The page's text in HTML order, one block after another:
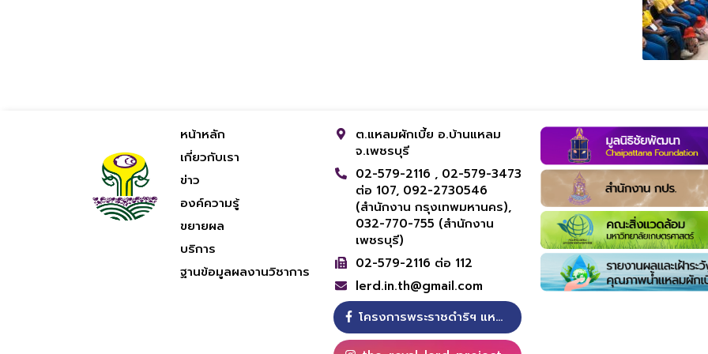
หน้าหลัก
เกี่ยวกับเรา
ข่าว
องค์ความรู้
ขยายผล
บริการ
ฐานข้อมูลผลงานวิชาการ
ต.แหลมผักเบี้ย อ.บ้านแหลม
จ.เพชรบุรี
02-579-2116 , 02-579-3473
ต่อ 107, 092-2730546
(สำนักงาน กรุงเทพมหานคร),
032-770-755 (สำนักงาน
เพชรบุรี)
02-579-2116 ต่อ 112
lerd.in.th@gmail.com
โครงการพระราชดำริฯ แหลมผักเบี้ย